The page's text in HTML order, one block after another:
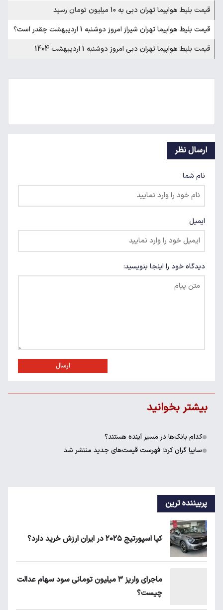
قیمت بلیط هواپیما تهران دبی به 10 میلیون تومان رسید
قیمت بلیط هواپیما تهران شیراز امروز دوشنبه 1 اردیبهشت چقدر است؟
قیمت بلیط هواپیما تهران دبی امروز دوشنبه 1 اردیبهشت 1404
ارسال نظر
نام شما
ایمیل
دیدگاه خود را اینجا بنویسید:
ارسال
بیشتر بخوانید
کدام بانک‌ها در مسیر آینده هستند؟
سایپا گران کرد؛ فهرست قیمت‌های جدید منتشر شد
پربیننده ترین
کیا اسپورتیج ۲۰۲۵ در ایران ارزش خرید دارد؟
ماجرای واریز ۳ میلیون تومانی سود سهام عدالت
چیست؟